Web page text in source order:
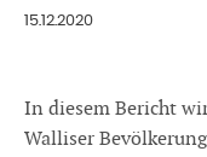
15.12.2020
In diesem Bericht
Walliser